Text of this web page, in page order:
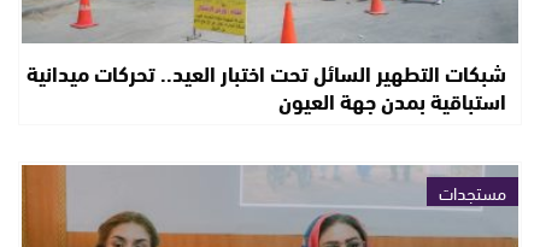
شبكات التطهير السائل تحت اختبار العيد.. تحركات ميدانية
استباقية بمدن جهة العيون
مستجدات